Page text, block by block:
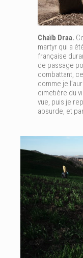
Chaïb Draa.
martyr qui a
française
de passage
combattant,
comme je
cimetière du
vue, puis je
absurde, et